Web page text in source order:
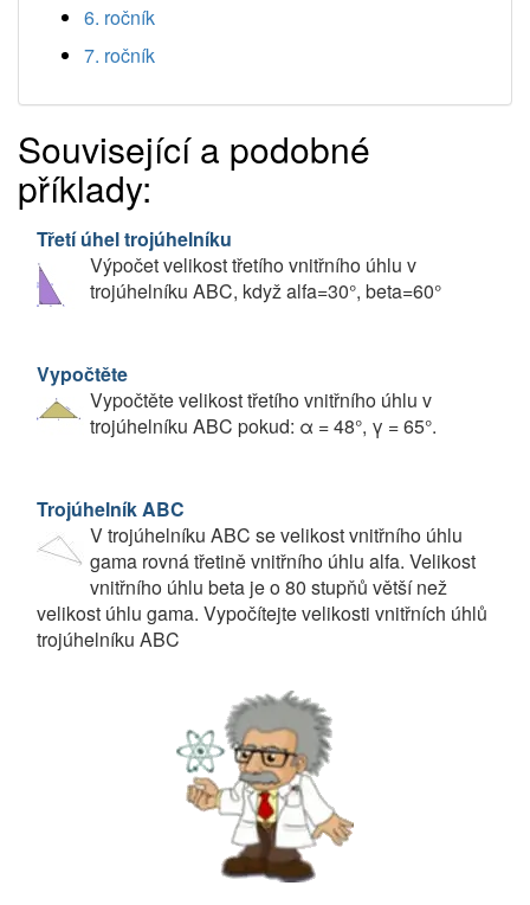
6. ročník
7. ročník
Související a podobné
příklady:
Třetí úhel trojúhelníku
Výpočet velikost třetího vnitřního úhlu v
trojúhelníku ABC, když alfa=30°, beta=60°
Vypočtěte
Vypočtěte velikost třetího vnitřního úhlu v
trojúhelníku ABC pokud: α = 48°, γ = 65°.
Trojúhelník ABC
V trojúhelníku ABC se velikost vnitřního úhlu
gama rovná třetině vnitřního úhlu alfa. Velikost
vnitřního úhlu beta je o 80 stupňů větší než
velikost úhlu gama. Vypočítejte velikosti vnitřních úhlů
trojúhelníku ABC